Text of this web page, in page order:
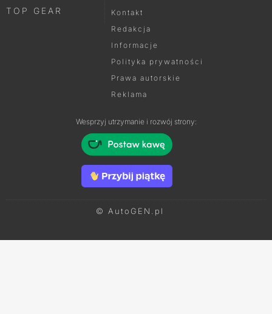
TOP GEAR
Kontakt
Redakcja
Informacje
Polityka prywatności
Prawa autorskie
Reklama
Wesprzyj utrzymanie i rozwój strony:
© AutoGEN.pl